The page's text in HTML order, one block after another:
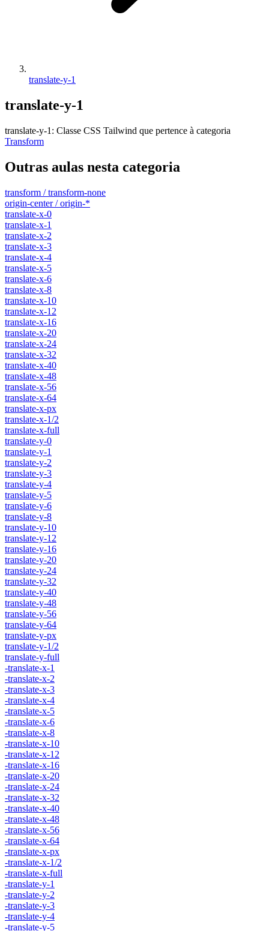
translate-y-1
translate-y-1
translate-y-1 : Classe CSS Tailwind que pertence à categoria
Transform
Outras aulas nesta categoria
transform / transform-none
origin-center / origin-*
translate-x-0
translate-x-1
translate-x-2
translate-x-3
translate-x-4
translate-x-5
translate-x-6
translate-x-8
translate-x-10
translate-x-12
translate-x-16
translate-x-20
translate-x-24
translate-x-32
translate-x-40
translate-x-48
translate-x-56
translate-x-64
translate-x-px
translate-x-1/2
translate-x-full
translate-y-0
translate-y-1
translate-y-2
translate-y-3
translate-y-4
translate-y-5
translate-y-6
translate-y-8
translate-y-10
translate-y-12
translate-y-16
translate-y-20
translate-y-24
translate-y-32
translate-y-40
translate-y-48
translate-y-56
translate-y-64
translate-y-px
translate-y-1/2
translate-y-full
-translate-x-1
-translate-x-2
-translate-x-3
-translate-x-4
-translate-x-5
-translate-x-6
-translate-x-8
-translate-x-10
-translate-x-12
-translate-x-16
-translate-x-20
-translate-x-24
-translate-x-32
-translate-x-40
-translate-x-48
-translate-x-56
-translate-x-64
-translate-x-px
-translate-x-1/2
-translate-x-full
-translate-y-1
-translate-y-2
-translate-y-3
-translate-y-4
-translate-y-5